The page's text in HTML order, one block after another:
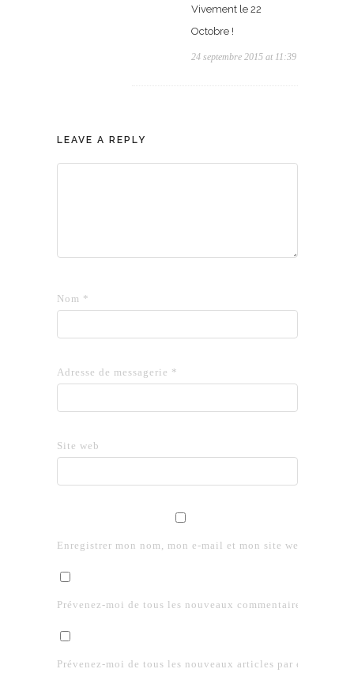
Vivement le 22
Octobre !
24 septembre 2015 at 11:39
LEAVE A REPLY
Nom *
Adresse de messagerie *
Site web
Enregistrer mon nom, mon e-mail et mon site web dans le
Prévenez-moi de tous les nouveaux commentaires par e-
Prévenez-moi de tous les nouveaux articles par e-mail.